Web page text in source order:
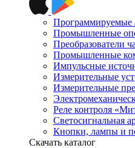
Программируемые
Промышленные
Преобразователи
Промышленные
Импульсные
Измерительные
Измерительные
Реле контроля
Светосигнальная
Кнопки, лампы и
Скачать каталог